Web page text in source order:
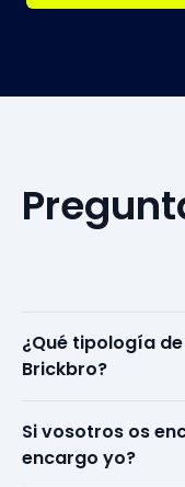
¿Qué tipología
Brickbro?
Si vosotros os
encargo yo?